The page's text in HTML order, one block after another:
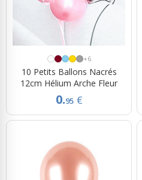
+6
10 Petits Ballons Nacrés
12cm Hélium Arche Fleur
0.95 €